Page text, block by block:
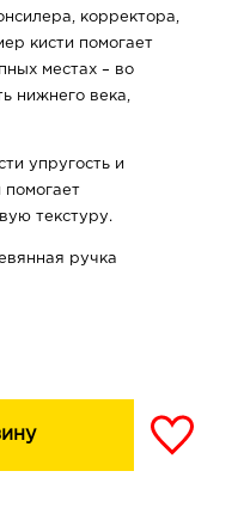
корректора,
кисти помогает
местах – во
нижнего века,
упругость и
помогает
текстуру.
ручка